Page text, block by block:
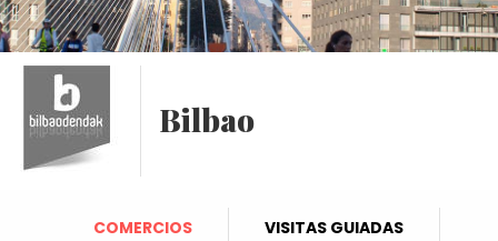
Bilbao
COMERCIOS
VISITAS GUIADAS